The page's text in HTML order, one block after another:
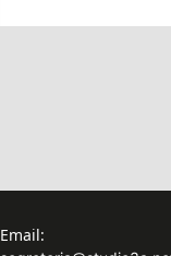
Email: